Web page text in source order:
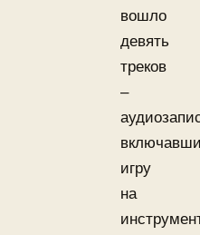
вошло
девять
треков
–
игру
на